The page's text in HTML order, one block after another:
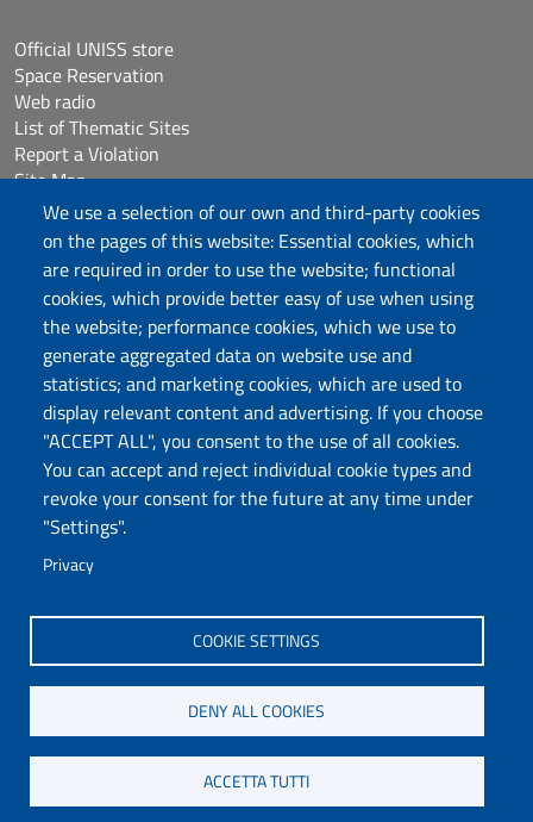
We use a selection of our own and third-party cookies
on the pages of this website: Essential cookies, which
are required in order to use the website; functional
cookies, which provide better easy of use when using
the website; performance cookies, which we use to
generate aggregated data on website use and
statistics; and marketing cookies, which are used to
display relevant content and advertising. If you choose
"ACCEPT ALL", you consent to the use of all cookies.
You can accept and reject individual cookie types and
revoke your consent for the future at any time under
"Settings".
Privacy
COOKIE SETTINGS
DENY ALL COOKIES
ACCETTA TUTTI
Università degli Studi di Sassari
Piazza Università 21, Sassari
Tel.: 800 882994 (toll-free number)
RECTOR:rettore@uniss.it
PEC:protocollo@pec.uniss.it
URP:urp@uniss.it
P.I. 00196350904 –pagoPA®
Official UNISS store
Space Reservation
Web radio
List of Thematic Sites
Report a Violation
Site Map
Accessibilità
Cookie Settings
Follow us
Chatta con noi